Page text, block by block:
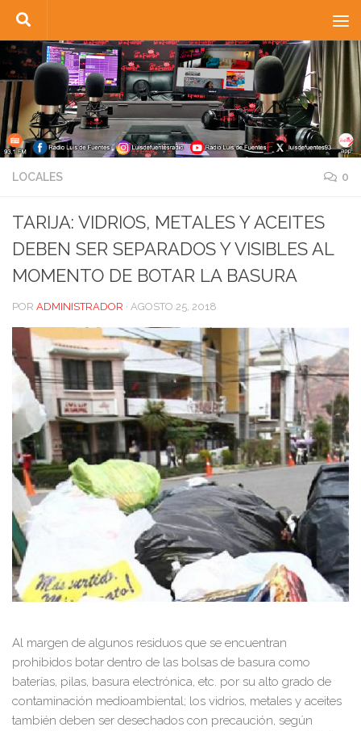
Saltar al contenido
LOCALES 0
TARIJA: VIDRIOS, METALES Y ACEITES
DEBEN SER SEPARADOS Y VISIBLES AL
MOMENTO DE BOTAR LA BASURA
POR ADMINISTRADOR · AGOSTO 25, 2018
Al margen de algunos residuos que se encuentran
prohibidos botar dentro de las bolsas de basura como
baterías, pilas, basura electrónica, etc. por su alto grado de
contaminación medioambiental; los vidrios, metales y aceites
también deben ser desechados con precaución, según